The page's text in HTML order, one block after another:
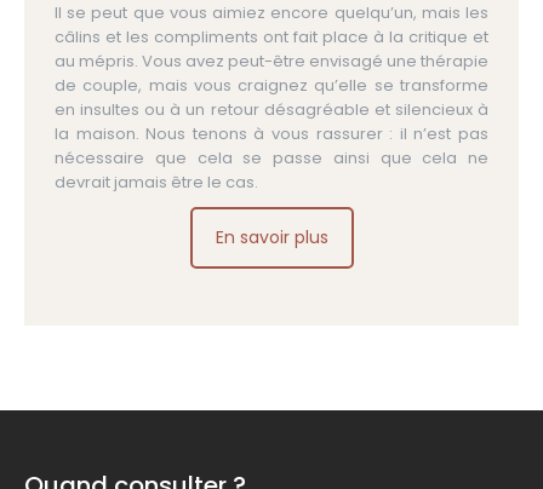
Il se peut que vous aimiez encore quelqu’un, mais les
câlins et les compliments ont fait place à la critique et
au mépris. Vous avez peut-être envisagé une thérapie
de couple, mais vous craignez qu’elle se transforme
en insultes ou à un retour désagréable et silencieux à
la maison. Nous tenons à vous rassurer : il n’est pas
nécessaire que cela se passe ainsi que cela ne
devrait jamais être le cas.
En savoir plus